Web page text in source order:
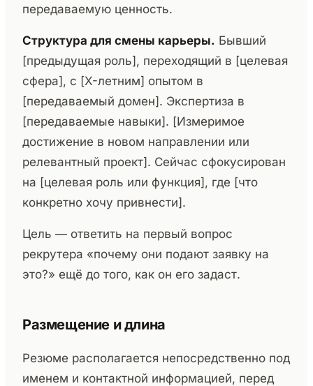
передаваемую ценность.
Структура для смены карьеры. Бывший
[предыдущая роль], переходящий в [целевая
сфера], с [X-летним] опытом в
[передаваемый домен]. Экспертиза в
[передаваемые навыки]. [Измеримое
достижение в новом направлении или
релевантный проект]. Сейчас сфокусирован
на [целевая роль или функция], где [что
конкретно хочу привнести].
Цель — ответить на первый вопрос
рекрутера «почему они подают заявку на
это?» ещё до того, как он его задаст.
Размещение и длина
Резюме располагается непосредственно под
именем и контактной информацией, перед